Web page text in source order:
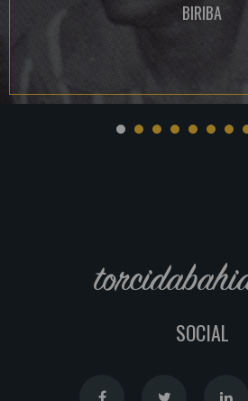
BIRIBA
SOCIAL